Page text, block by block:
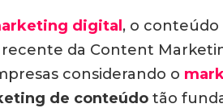
digital , o conteúdo
da Content
considerando o
de conteúdo tão